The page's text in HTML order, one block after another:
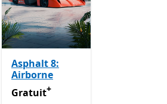
Asphalt 8:
Airborne
GratuitAvec des achats dans
Gratuit+